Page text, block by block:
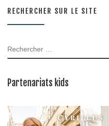
RECHERCHER SUR LE SITE
RECHERCHER
Partenariats kids